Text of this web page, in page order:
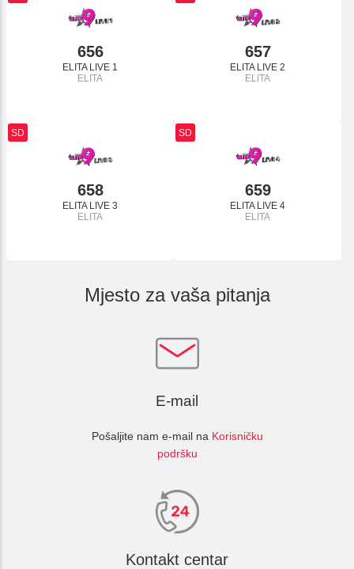
656
ELITA LIVE 1
ELITA
657
ELITA LIVE 2
ELITA
SD
658
ELITA LIVE 3
ELITA
SD
659
ELITA LIVE 4
ELITA
Mjesto za vaša pitanja
E-mail
Pošaljite nam e-mail na Korisničku
podršku
Kontakt centar